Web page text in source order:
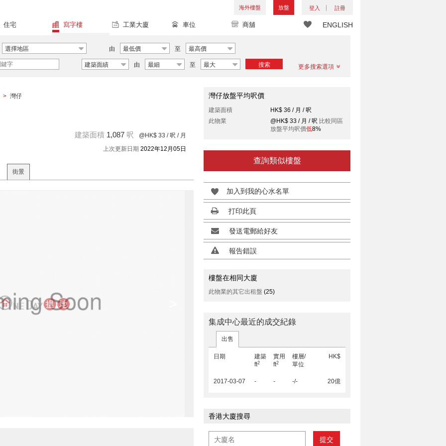
海外樓盤 放盤 登入 註冊
ENGLISH
住宅 寫字樓 工業大廈 車位 商舖
選擇地區 由 最低價 至 最高價
建築面績 由 最細 至 最大 搜索 更多搜索選項
> 灣仔
建築面積 1,087 呎 @HK$ 33 / 呎 / 月
上次更新日期 2022年12月05日
街景
灣仔放盤平均呎價
建築面積
HK$ 36 / 月 / 呎
此物業
@HK$ 33 / 月 / 呎 比較同區
放盤平均呎價低8%
查詢類似樓盤
加入到我的心水名單
打印此頁
發送電郵給好友
報告錯誤
樓盤在相同大廈
此物業的其它出租盤 (25)
集成中心最近的成交紀錄
出售
日期
建築
ft2
實用
ft2
樓層/
單位
HK$
2017-03-07 - - -/- 20億
香港大廈搜尋
提交